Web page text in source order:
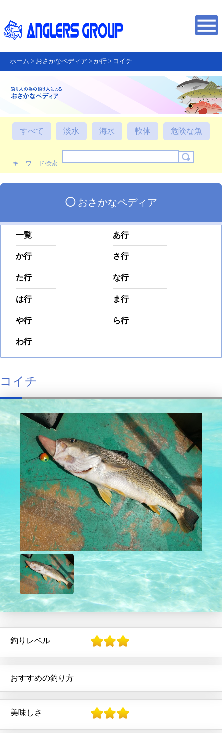
ホーム > おさかなペディア > か行 > コイチ
すべて 淡水 海水 軟体 危険な魚
キーワード検索
◯おさかなペディア
一覧 あ行
か行 さ行
た行 な行
は行 ま行
や行 ら行
わ行
コイチ
釣りレベル
おすすめの釣り方
美味しさ